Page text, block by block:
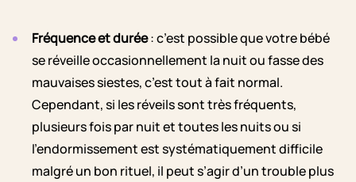
Fréquence et durée: c’est possible que votre bébé
se réveille occasionnellement la nuit ou fasse des
mauvaises siestes, c’est tout à fait normal.
Cependant, si les réveils sont très fréquents,
plusieurs fois par nuit et toutes les nuits ou si
l’endormissement est systématiquement difficile
malgré un bon rituel, il peut s’agir d’un trouble plus